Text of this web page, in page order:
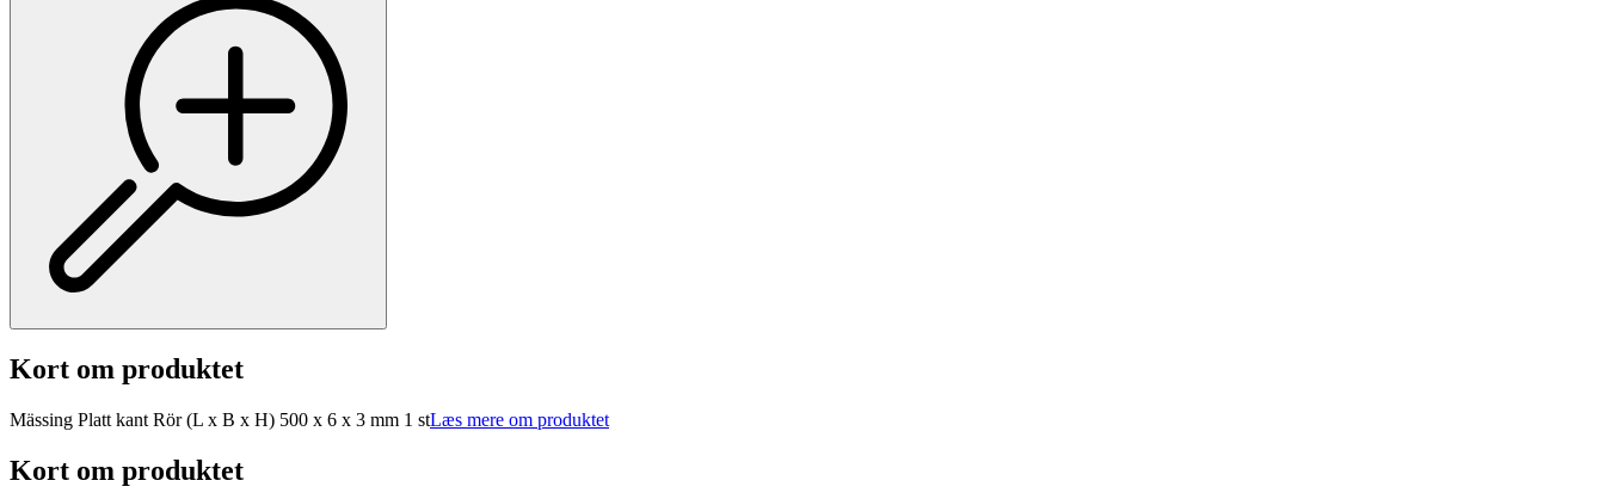
Kort om produktet
Mässing Platt kant Rör (L x B x H) 500 x 6 x 3 mm 1 stLæs mere om produktet
Kort om produktet